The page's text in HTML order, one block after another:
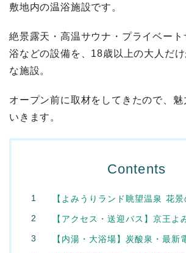
敷地内の温浴施設です。
絶景露天・高温サウナ・プライベート
浴などの設備を、18歳以上の大人だけ
な施設。
オープン前に取材をしてきたので、魅
いきます。
Contents
【よみうりランド眺望温泉 花
【アクセス・送迎バス】京王よ
【内湯・大浴場】炭酸泉・最新